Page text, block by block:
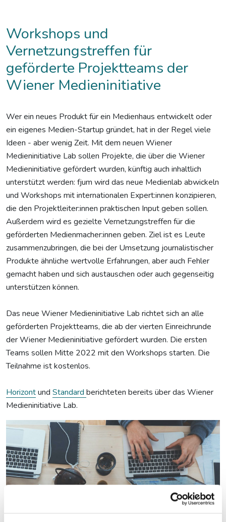
Workshops und
Vernetzungstreffen für
geförderte Projektteams der
Wiener Medieninitiative
Wer ein neues Produkt für ein Medienhaus entwickelt oder
ein eigenes Medien-Startup gründet, hat in der Regel viele
Ideen - aber wenig Zeit. Mit dem neuen Wiener
Medieninitiative Lab sollen Projekte, die über die Wiener
Medieninitiative gefördert wurden, künftig auch inhaltlich
unterstützt werden: fjum wird das neue Medienlab abwickeln
und Workshops mit internationalen Expert:innen konzipieren,
die den Projektleiter:innen praktischen Input geben sollen.
Außerdem wird es gezielte Vernetzungstreffen für die
geförderten Medienmacher:innen geben. Ziel ist es Leute
zusammenzubringen, die bei der Umsetzung journalistischer
Produkte ähnliche wertvolle Erfahrungen, aber auch Fehler
gemacht haben und sich austauschen oder auch gegenseitig
unterstützen können.
Das neue Wiener Medieninitiative Lab richtet sich an alle
geförderten Projektteams, die ab der vierten Einreichrunde
der Wiener Medieninitiative gefördert wurden. Die ersten
Teams sollen Mitte 2022 mit den Workshops starten. Die
Teilnahme ist kostenlos.
Horizontund Standard berichteten bereits über das Wiener
Medieninitiative Lab.